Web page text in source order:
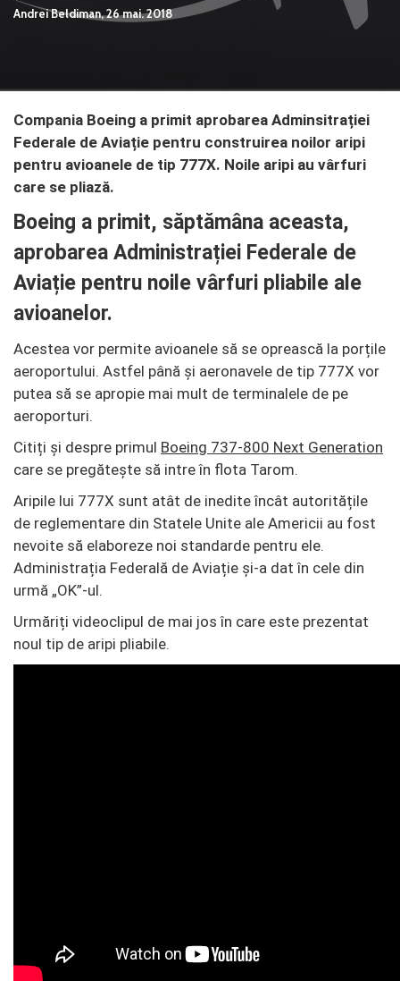
Andrei Beldiman,26 mai. 2018
Compania Boeing a primit aprobarea Adminsitrației
Federale de Aviație pentru construirea noilor aripi
pentru avioanele de tip 777X. Noile aripi au vârfuri
care se pliază.
Boeing a primit, săptămâna aceasta,
aprobarea Administrației Federale de
Aviație pentru noile vârfuri pliabile ale
avioanelor.
Acestea vor permite avioanele să se oprească la porțile
aeroportului. Astfel până și aeronavele de tip 777X vor
putea să se apropie mai mult de terminalele de pe
aeroporturi.
Citiți și despre primul Boeing 737-800 Next Generation
care se pregătește să intre în flota Tarom.
Aripile lui 777X sunt atât de inedite încât autoritățile
de reglementare din Statele Unite ale Americii au fost
nevoite să elaboreze noi standarde pentru ele.
Administrația Federală de Aviație și-a dat în cele din
urmă „OK”-ul.
Urmăriți videoclipul de mai jos în care este prezentat
noul tip de aripi pliabile.